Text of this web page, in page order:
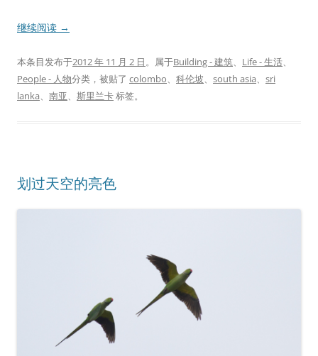
继续阅读 →
本条目发布于2012 年 11 月 2 日。属于Building - 建筑、 Life - 生活、
People - 人物分类，被贴了 colombo、 科伦坡、 south asia、 sri
lanka、 南亚、 斯里兰卡标签。
划过天空的亮色